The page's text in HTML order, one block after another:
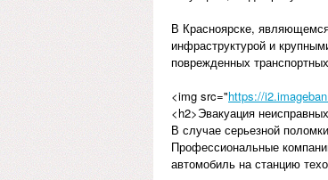
В Красноярске,
инфраструктурой и
поврежденных
<img src="https://
<h2>Эвакуация
В случае серьезной
Профессиональные
автомобиль на станцию